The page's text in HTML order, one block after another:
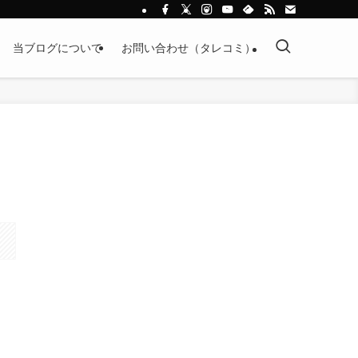
当ブログについて お問い合わせ（タレコミ）